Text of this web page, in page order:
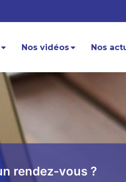
Nos vidéos Nos